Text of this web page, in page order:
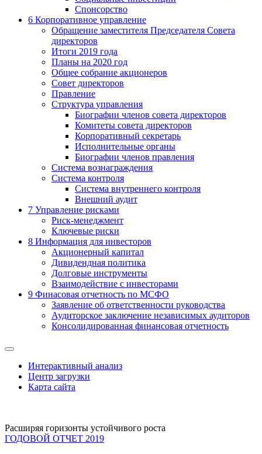
Спонсорство
6 Корпоративное управление
Обращение заместителя Председателя Совета
директоров
Итоги 2019 года
Планы на 2020 год
Общее собрание акционеров
Совет директоров
Правление
Структура управления
Биографии членов совета директоров
Комитеты совета директоров
Корпоративный секретарь
Исполнительные органы
Биографии членов правления
Система вознаграждения
Система контроля
Система внутреннего контроля
Внешний аудит
7 Управление рисками
Риск-менеджмент
Ключевые риски
8 Информация для инвесторов
Акционерный капитал
Дивидендная политика
Долговые инструменты
Взаимодействие с инвеcторами
9 Финасовая отчетность по МСФО
Заявление об ответственности руководства
Аудиторское заключение независимых аудиторов
Консолидированная финансовая отчетность
Интерактивный анализ
Центр загрузки
Карта сайта
Расширяя горизонты устойчивого роста
ГОДОВОЙ ОТЧЕТ 2019